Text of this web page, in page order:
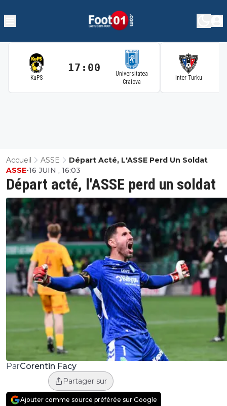
KuPS
17:00
Universitatea
Craiova
Inter Turku
Accueil ASSE Départ Acté, L'ASSE Perd Un Soldat
Départ acté, l'ASSE perd un soldat
ASSE•16 JUIN , 16:03
ParCorentin Facy
Partager sur
Ajouter comme source préférée sur Google